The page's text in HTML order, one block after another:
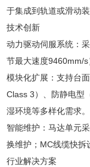
于集成到轨道或滑动
技术创新‌
动力驱动伺服系统‌：
节最大速度9460mm/s
模块化扩展‌：支持台
Class 3）、防静电型
湿环境等多样化需求。
智能维护‌：马达单元
换维护；MC线缆快拆
行业解决方案‌